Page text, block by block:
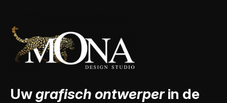
Uwgrafisch ontwerperin de